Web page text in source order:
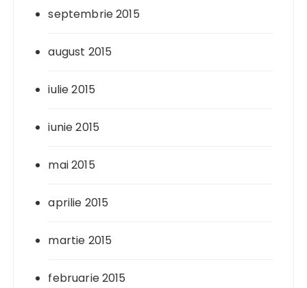
septembrie 2015
august 2015
iulie 2015
iunie 2015
mai 2015
aprilie 2015
martie 2015
februarie 2015